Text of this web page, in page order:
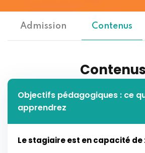
Admission Contenus
Contenus
Objectifs pédagogiques : ce
apprendrez
Le stagiaire est en capacité de